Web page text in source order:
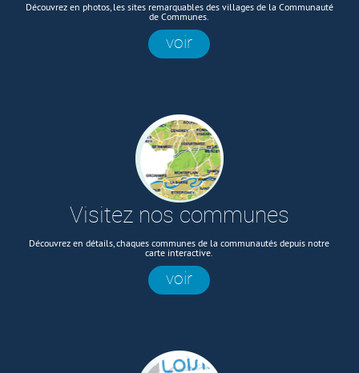
Découvrez en photos, les sites remarquables des villages de la Communauté
de Communes.
voir
Visitez nos communes
Découvrez en détails, chaques communes de la communautés depuis notre
carte interactive.
voir